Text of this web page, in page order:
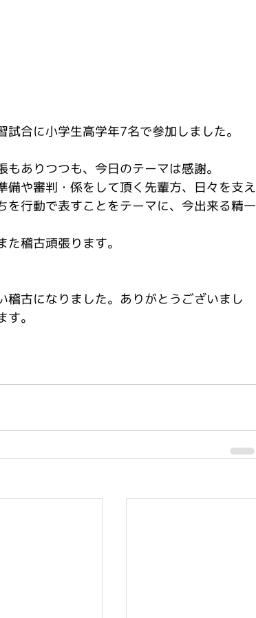
合に小学生高学年7名で参加しました。
ありつつも、今日のテーマは感謝。
や審判・係をして頂く先輩方、日々を支え
行動で表すことをテーマに、今出来る精一
稽古頑張ります。
古になりました。ありがとうございまし
。